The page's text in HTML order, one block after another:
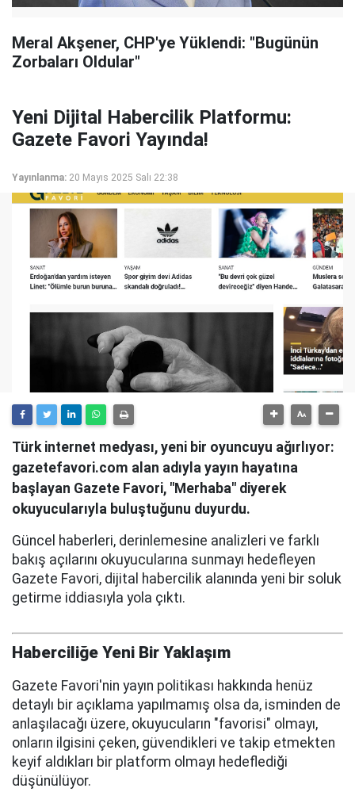
Meral Akşener, CHP'ye Yüklendi: "Bugünün
Zorbaları Oldular"
Yeni Dijital Habercilik Platformu:
Gazete Favori Yayında!
Yayınlanma: 20 Mayıs 2025 Salı 22:38
Türk internet medyası, yeni bir oyuncuyu ağırlıyor:
gazetefavori.com alan adıyla yayın hayatına
başlayan Gazete Favori, "Merhaba" diyerek
okuyucularıyla buluştuğunu duyurdu.
Güncel haberleri, derinlemesine analizleri ve farklı
bakış açılarını okuyucularına sunmayı hedefleyen
Gazete Favori, dijital habercilik alanında yeni bir soluk
getirme iddiasıyla yola çıktı.
Haberciliğe Yeni Bir Yaklaşım
Gazete Favori'nin yayın politikası hakkında henüz
detaylı bir açıklama yapılmamış olsa da, isminden de
anlaşılacağı üzere, okuyucuların "favorisi" olmayı,
onların ilgisini çeken, güvendikleri ve takip etmekten
keyif aldıkları bir platform olmayı hedeflediği
düşünülüyor.